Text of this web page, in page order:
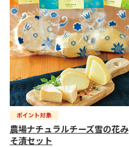
農場ナチュラルチーズ雪の花み
そ漬セット